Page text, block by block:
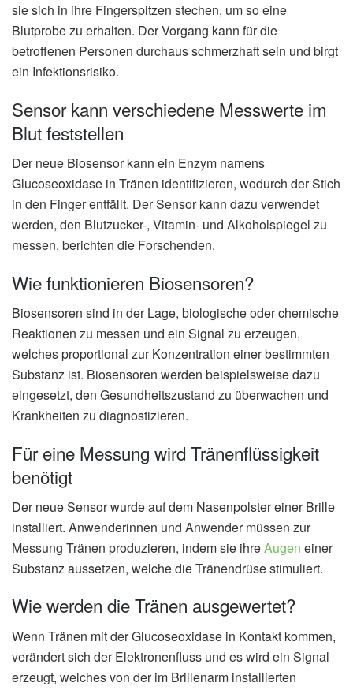
sie sich in ihre Fingerspitzen stechen, um so eine
Blutprobe zu erhalten. Der Vorgang kann für die
betroffenen Personen durchaus schmerzhaft sein und birgt
ein Infektionsrisiko.
Sensor kann verschiedene Messwerte im
Blut feststellen
Der neue Biosensor kann ein Enzym namens
Glucoseoxidase in Tränen identifizieren, wodurch der Stich
in den Finger entfällt. Der Sensor kann dazu verwendet
werden, den Blutzucker-, Vitamin- und Alkoholspiegel zu
messen, berichten die Forschenden.
Wie funktionieren Biosensoren?
Biosensoren sind in der Lage, biologische oder chemische
Reaktionen zu messen und ein Signal zu erzeugen,
welches proportional zur Konzentration einer bestimmten
Substanz ist. Biosensoren werden beispielsweise dazu
eingesetzt, den Gesundheitszustand zu überwachen und
Krankheiten zu diagnostizieren.
Für eine Messung wird Tränenflüssigkeit
benötigt
Der neue Sensor wurde auf dem Nasenpolster einer Brille
installiert. Anwenderinnen und Anwender müssen zur
Messung Tränen produzieren, indem sie ihreAugen einer
Substanz aussetzen, welche die Tränendrüse stimuliert.
Wie werden die Tränen ausgewertet?
Wenn Tränen mit der Glucoseoxidase in Kontakt kommen,
verändert sich der Elektronenfluss und es wird ein Signal
erzeugt, welches von der im Brillenarm installierten